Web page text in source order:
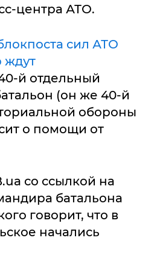
центра АТО.
сил АТО
ждут
й отдельный
(он же 40-й
обороны
о помощи от
со ссылкой на
батальона
говорит, что в
начались